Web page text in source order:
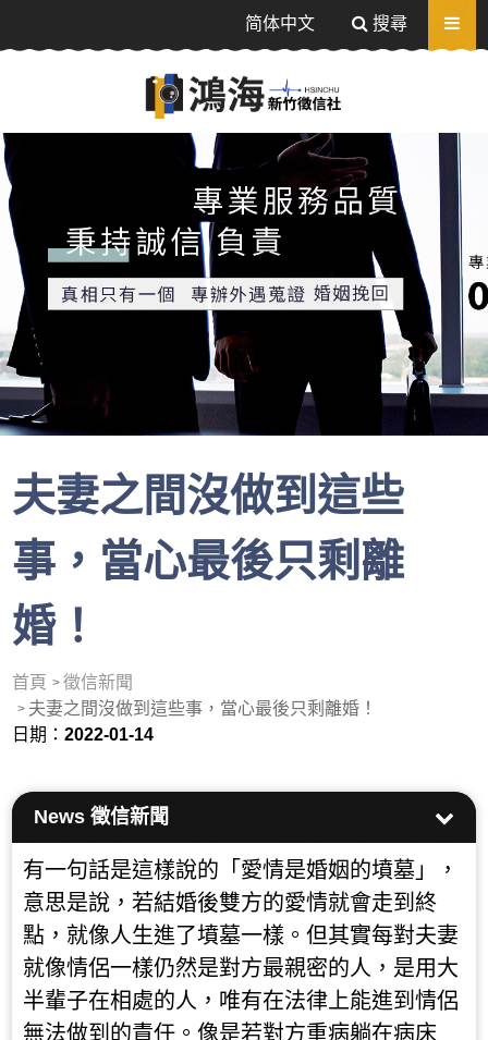
感情挽回、追蹤器定位-相信值得信任的徵信
送出
简体中文 搜尋
夫妻之間沒做到這些
事，當心最後只剩離
婚！
首頁
徵信新聞
夫妻之間沒做到這些事，當心最後只剩離婚！
日期：2022-01-14
News徵信新聞
有一句話是這樣說的「愛情是婚姻的墳墓」，
意思是說，若結婚後雙方的愛情就會走到終
點，就像人生進了墳墓一樣。但其實每對夫妻
就像情侶一樣仍然是對方最親密的人，是用大
半輩子在相處的人，唯有在法律上能進到情侶
無法做到的責任。像是若對方重病躺在病床